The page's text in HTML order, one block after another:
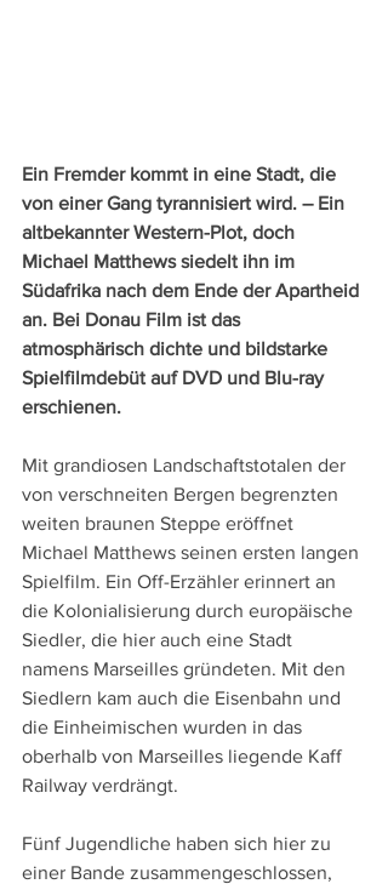
Ein Fremder kommt in eine Stadt, die
von einer Gang tyrannisiert wird. – Ein
altbekannter Western-Plot, doch
Michael Matthews siedelt ihn im
Südafrika nach dem Ende der Apartheid
an. Bei Donau Film ist das
atmosphärisch dichte und bildstarke
Spielfilmdebüt auf DVD und Blu-ray
erschienen.
Mit grandiosen Landschaftstotalen der
von verschneiten Bergen begrenzten
weiten braunen Steppe eröffnet
Michael Matthews seinen ersten langen
Spielfilm. Ein Off-Erzähler erinnert an
die Kolonialisierung durch europäische
Siedler, die hier auch eine Stadt
namens Marseilles gründeten. Mit den
Siedlern kam auch die Eisenbahn und
die Einheimischen wurden in das
oberhalb von Marseilles liegende Kaff
Railway verdrängt.
Fünf Jugendliche haben sich hier zu
einer Bande zusammengeschlossen,